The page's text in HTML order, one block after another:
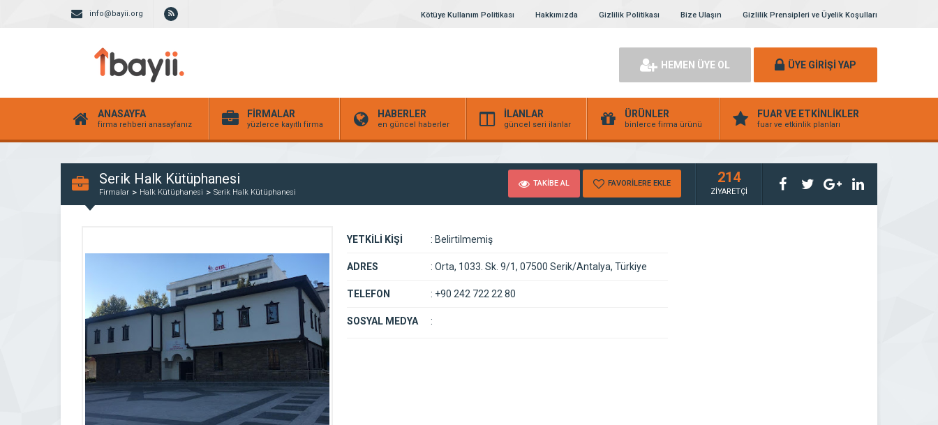
info@bayii.org Kötüye Kullanım Politikası Hakkımızda Gizlilik Politikası Bize Ulaşın Gizlilik Prensipleri ve Üyelik Koşulları
HEMEN ÜYE OL ÜYE GİRİŞİ YAP
ANASAYFA
firma rehberi anasayfanız
FİRMALAR
yüzlerce kayıtlı firma
HABERLER
en güncel haberler
İLANLAR
güncel seri ilanlar
ÜRÜNLER
binlerce firma ürünü
FUAR VE ETKİNLİKLER
fuar ve etkinlik planları
Serik Halk Kütüphanesi
Firmalar Halk Kütüphanesi Serik Halk Kütüphanesi
TAKİBE AL FAVORİLERE EKLE 214
ZİYARETÇİ
YETKİLİ KİŞİ : Belirtilmemiş
ADRES : Orta, 1033. Sk. 9/1, 07500 Serik/Antalya, Türkiye
TELEFON : +90 242 722 22 80
SOSYAL MEDYA :